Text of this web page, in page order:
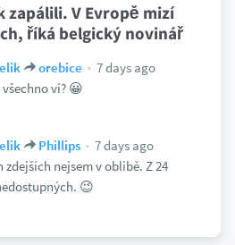
zapálili. V Evropě mizí
říká belgický novinář
orebice
7 days ago
ví? 😀
Phillips
7 days ago
zdejších nejsem v oblibě. Z 24
😉